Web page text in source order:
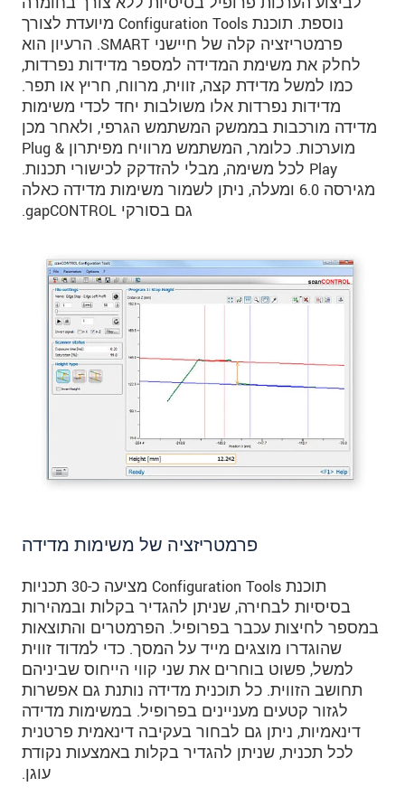
נוספת. תוכנת Configuration Tools מיועדת לצורך
פרמטריזציה קלה של חיישני SMART. הרעיון הוא
לחלק את משימת המדידה למספר מדידות נפרדות,
כמו למשל מדידת קצה, זווית, מרווח, חריץ או תפר.
מדידות נפרדות אלו משולבות יחד לכדי משימות
מדידה מורכבות בממשק המשתמש הגרפי, ולאחר מכן
מוערכות. כלומר, המשתמש מרוויח מפיתרון Plug &
Play לכל משימה, מבלי להזדקק לכישורי תכנות.
מגירסה 6.0 ומעלה, ניתן לשמור משימות מדידה כאלה
גם בסורקי gapCONTROL.
פרמטריזציה של משימות מדידה
תוכנת Configuration Tools מציעה כ-30 תכניות
בסיסיות לבחירה, שניתן להגדיר בקלות ובמהירות
במספר לחיצות עכבר בפרופיל. הפרמטרים והתוצאות
שהוגדרו מוצגים מייד על המסך. כדי למדוד זווית
למשל, פשוט בוחרים את שני קווי הייחוס שביניהם
תחושב הזווית. כל תוכנית מדידה נותנת גם אפשרות
לגזור קטעים מעניינים בפרופיל. במשימות מדידה
דינאמיות, ניתן גם לבחור בעקיבה דינאמית פרטנית
לכל תכנית, שניתן להגדיר בקלות באמצעות נקודת
עוגן.